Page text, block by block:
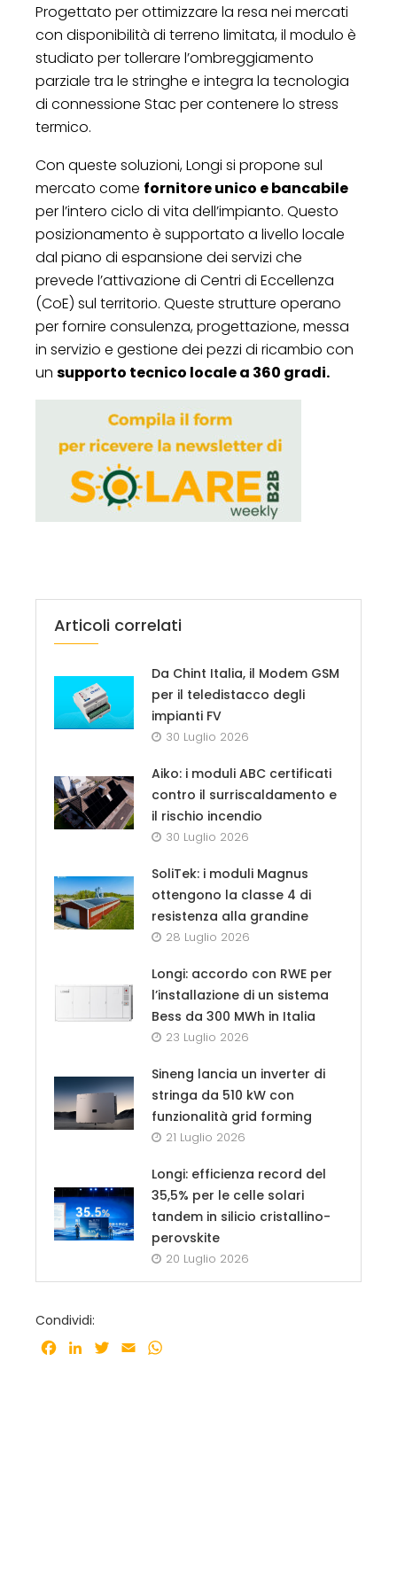
Progettato per ottimizzare la resa nei mercati
con disponibilità di terreno limitata, il modulo è
studiato per tollerare l’ombreggiamento
parziale tra le stringhe e integra la tecnologia
di connessione Stac per contenere lo stress
termico.
Con queste soluzioni, Longi si propone sul
mercato come fornitore unico e bancabile
per l’intero ciclo di vita dell’impianto. Questo
posizionamento è supportato a livello locale
dal piano di espansione dei servizi che
prevede l’attivazione di Centri di Eccellenza
(CoE) sul territorio. Queste strutture operano
per fornire consulenza, progettazione, messa
in servizio e gestione dei pezzi di ricambio con
un supporto tecnico locale a 360 gradi.
Articoli correlati
Da Chint Italia, il Modem GSM
per il teledistacco degli
impianti FV
30 Luglio 2026
Aiko: i moduli ABC certificati
contro il surriscaldamento e
il rischio incendio
30 Luglio 2026
SoliTek: i moduli Magnus
ottengono la classe 4 di
resistenza alla grandine
28 Luglio 2026
Longi: accordo con RWE per
l’installazione di un sistema
Bess da 300 MWh in Italia
23 Luglio 2026
Sineng lancia un inverter di
stringa da 510 kW con
funzionalità grid forming
21 Luglio 2026
Longi: efficienza record del
35,5% per le celle solari
tandem in silicio cristallino-
perovskite
20 Luglio 2026
Condividi:
Facebook
LinkedInTwitter
Email